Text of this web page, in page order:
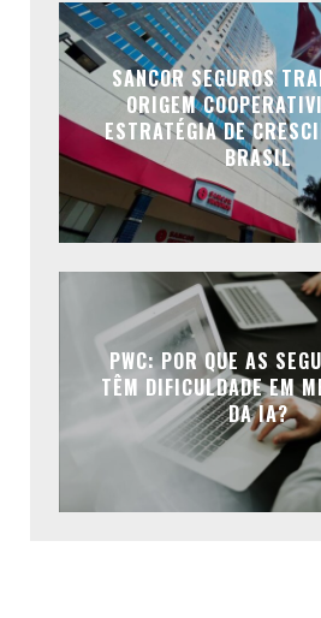
SANCOR SEGUROS
ORIGEM
ESTRATÉGIA DE
BRASIL
PWC: POR QUE AS
TÊM DIFICULDADE EM
DA IA?